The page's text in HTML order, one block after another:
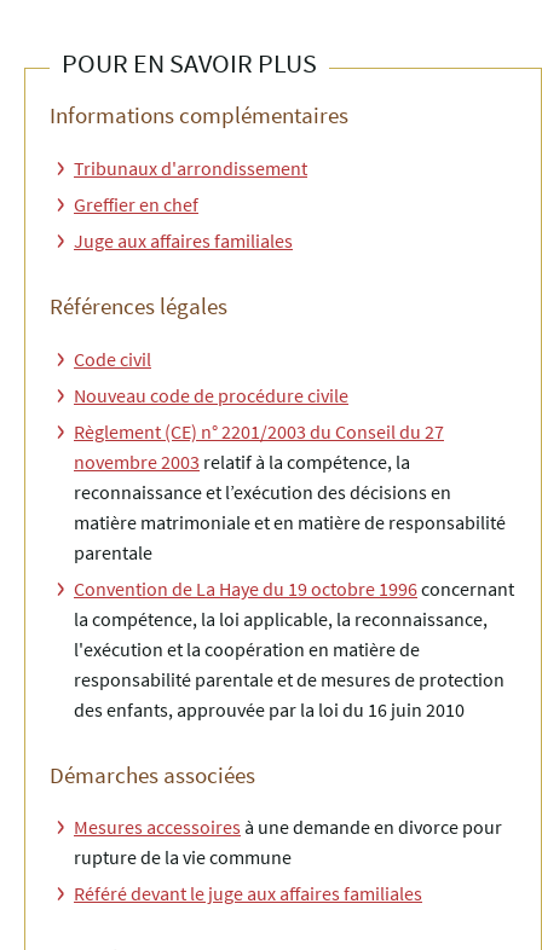
POUR EN SAVOIR PLUS
Informations complémentaires
Tribunaux d'arrondissement
Greffier en chef
Juge aux affaires familiales
Références légales
Code civil
Nouveau code de procédure civile
Règlement (CE) n° 2201/2003 du Conseil du 27
novembre 2003 relatif à la compétence, la
reconnaissance et l’exécution des décisions en
matière matrimoniale et en matière de responsabilité
parentale
Convention de La Haye du 19 octobre 1996concernant
la compétence, la loi applicable, la reconnaissance,
l'exécution et la coopération en matière de
responsabilité parentale et de mesures de protection
des enfants, approuvée par la loi du 16 juin 2010
Démarches associées
Mesures accessoires à une demande en divorce pour
rupture de la vie commune
Référé devant le juge aux affaires familiales